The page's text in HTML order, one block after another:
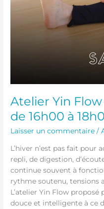
Atelier Yin Flow
de 16h00 à
Laisser un commentaire /
L’hiver n’est pas fait pour
repli, de digestion,
continue souvent à
rythme soutenu, tensions
L’atelier Yin Flow proposé
douce et intelligente à ce